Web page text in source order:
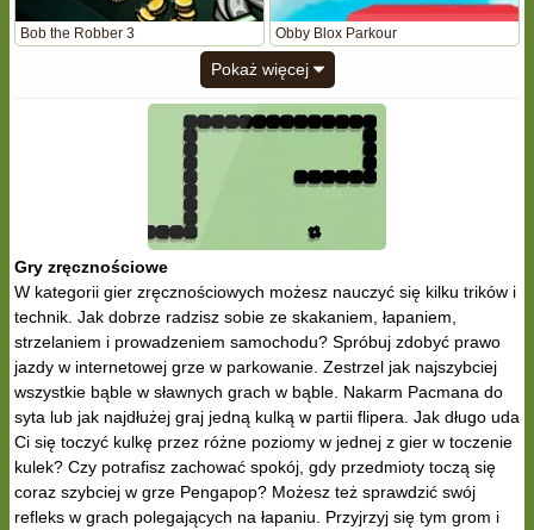
Bob the Robber 3 Obby Blox Parkour
Pokaż więcej
Gry zręcznościowe
W kategorii gier zręcznościowych możesz nauczyć się kilku trików i
technik. Jak dobrze radzisz sobie ze skakaniem, łapaniem,
strzelaniem i prowadzeniem samochodu? Spróbuj zdobyć prawo
jazdy w internetowej grze w parkowanie. Zestrzel jak najszybciej
wszystkie bąble w sławnych grach w bąble. Nakarm Pacmana do
syta lub jak najdłużej graj jedną kulką w partii flipera. Jak długo uda
Ci się toczyć kulkę przez różne poziomy w jednej z gier w toczenie
kulek? Czy potrafisz zachować spokój, gdy przedmioty toczą się
coraz szybciej w grze Pengapop? Możesz też sprawdzić swój
refleks w grach polegających na łapaniu. Przyjrzyj się tym grom i